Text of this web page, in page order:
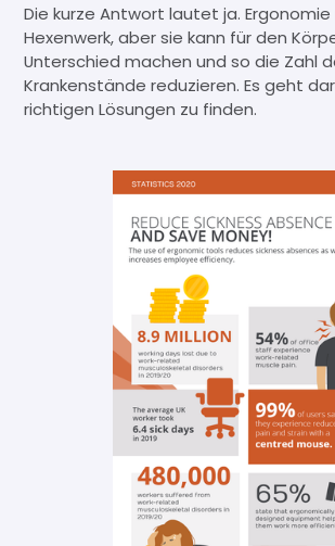
Die kurze Antwort lautet ja. Ergonomie
Hexenwerk, aber sie kann für den
Unterschied machen und so die Zahl
Krankenstände reduzieren. Es geht
richtigen Lösungen zu finden.